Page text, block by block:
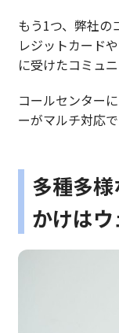
もう1つ、弊社の
レジットカード
に受けたコミュ
コールセンター
ーがマルチ対応
多種多
かけは